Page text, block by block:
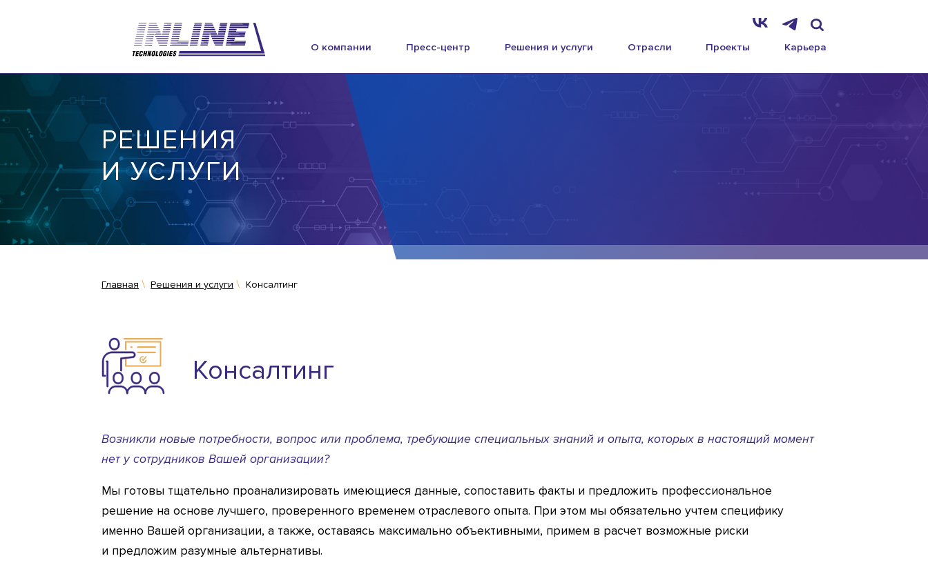
О компании Пресс-центр Решения и услуги Отрасли Проекты Карьера
РЕШЕНИЯ
И УСЛУГИ
Главная Решения и услуги Консалтинг
Консалтинг
Возникли новые потребности, вопрос или проблема, требующие специальных знаний и опыта, которых в настоящий момент
нет у сотрудников Вашей организации?
Мы готовы тщательно проанализировать имеющиеся данные, сопоставить факты и предложить профессиональное
решение на основе лучшего, проверенного временем отраслевого опыта. При этом мы обязательно учтем специфику
именно Вашей организации, а также, оставаясь максимально объективными, примем в расчет возможные риски
и предложим разумные альтернативы.